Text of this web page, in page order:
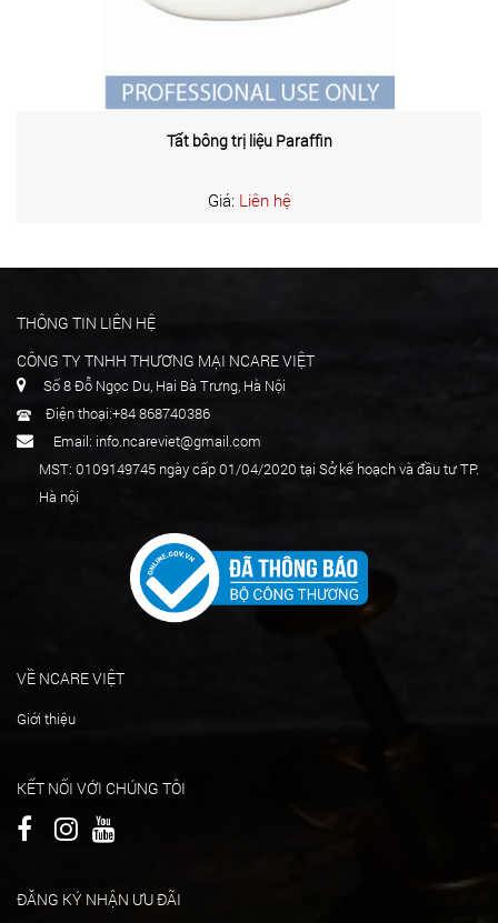
Tất bông trị liệu Paraffin
Giá: Liên hệ
THÔNG TIN LIÊN HỆ
CÔNG TY TNHH THƯƠNG MẠI NCARE VIỆT
Số 8 Đỗ Ngọc Du, Hai Bà Trưng, Hà Nội
Điện thoại:+84 868740386
Email: info.ncareviet@gmail.com
MST: 0109149745 ngày cấp 01/04/2020 tại Sở kế hoạch và đầu tư TP.
Hà nội
VỀ NCARE VIỆT
Giới thiệu
KẾT NỐI VỚI CHÚNG TÔI
ĐĂNG KÝ NHẬN ƯU ĐÃI